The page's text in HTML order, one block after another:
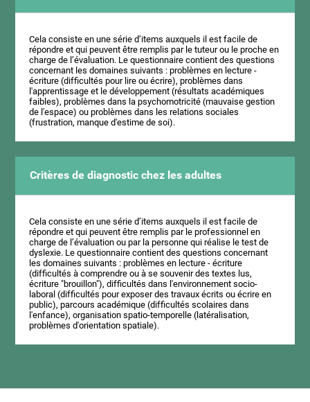
Cela consiste en une série d’items auxquels il est facile de
répondre et qui peuvent être remplis par le tuteur ou le proche en
charge de l’évaluation. Le questionnaire contient des questions
concernant les domaines suivants : problèmes en lecture -
écriture (difficultés pour lire ou écrire), problèmes dans
l'apprentissage et le développement (résultats académiques
faibles), problèmes dans la psychomotricité (mauvaise gestion
de l'espace) ou problèmes dans les relations sociales
(frustration, manque d'estime de soi).
Critères de diagnostic chez les adultes
Cela consiste en une série d’items auxquels il est facile de
répondre et qui peuvent être remplis par le professionnel en
charge de l’évaluation ou par la personne qui réalise le test de
dyslexie. Le questionnaire contient des questions concernant
les domaines suivants : problèmes en lecture - écriture
(difficultés à comprendre ou à se souvenir des textes lus,
écriture "brouillon"), difficultés dans l'environnement socio-
laboral (difficultés pour exposer des travaux écrits ou écrire en
public), parcours académique (difficultés scolaires dans
l'enfance), organisation spatio-temporelle (latéralisation,
problèmes d'orientation spatiale).